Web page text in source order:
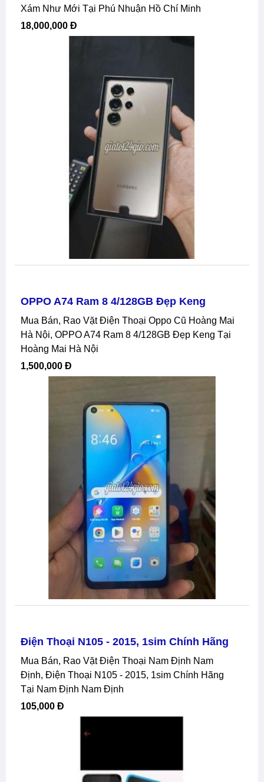
Xám Như Mới Tại Phú Nhuận Hồ Chí Minh
18,000,000 Đ
OPPO A74 Ram 8 4/128GB Đẹp Keng
Mua Bán, Rao Vặt Điện Thoại Oppo Cũ Hoàng Mai
Hà Nội, OPPO A74 Ram 8 4/128GB Đẹp Keng Tại
Hoàng Mai Hà Nội
1,500,000 Đ
Điện Thoại N105 - 2015, 1sim Chính Hãng
Mua Bán, Rao Vặt Điện Thoại Nam Định Nam
Định, Điện Thoại N105 - 2015, 1sim Chính Hãng
Tại Nam Định Nam Định
105,000 Đ